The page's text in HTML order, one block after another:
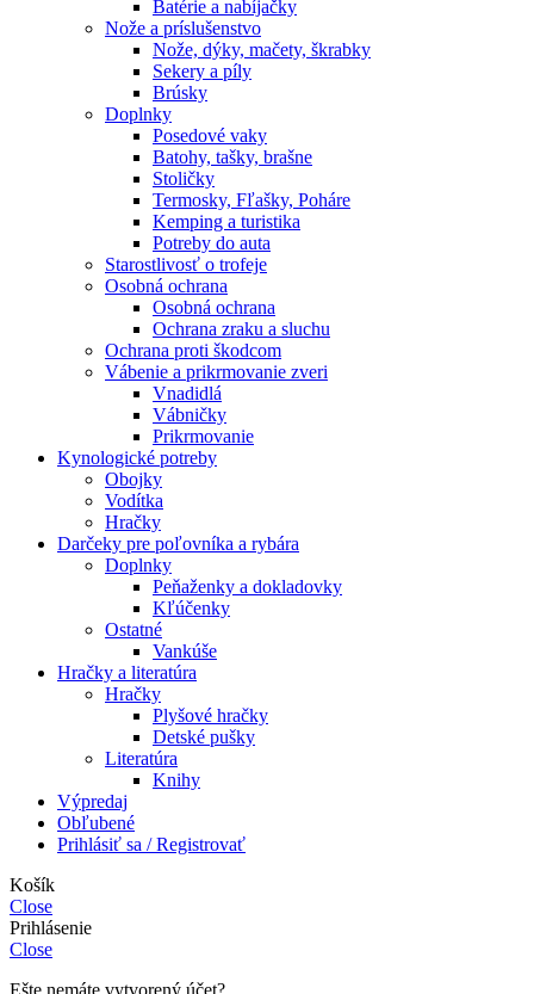
Batérie a nabíjačky
Nože a príslušenstvo
Nože, dýky, mačety, škrabky
Sekery a píly
Brúsky
Doplnky
Posedové vaky
Batohy, tašky, brašne
Stoličky
Termosky, Fľašky, Poháre
Kemping a turistika
Potreby do auta
Starostlivosť o trofeje
Osobná ochrana
Osobná ochrana
Ochrana zraku a sluchu
Ochrana proti škodcom
Vábenie a prikrmovanie zveri
Vnadidlá
Vábničky
Prikrmovanie
Kynologické potreby
Obojky
Vodítka
Hračky
Darčeky pre poľovníka a rybára
Doplnky
Peňaženky a dokladovky
Kľúčenky
Ostatné
Vankúše
Hračky a literatúra
Hračky
Plyšové hračky
Detské pušky
Literatúra
Knihy
Výpredaj
Obľubené
Prihlásiť sa / Registrovať
Košík
Close
Prihlásenie
Close
Ešte nemáte vytvorený účet?